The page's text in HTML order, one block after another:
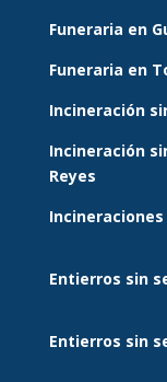
Funeraria en
Funeraria en
Incineración
Incineración
Reyes
Entierros sin
Entierros sin